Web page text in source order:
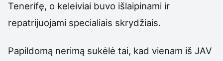
Tenerifę, o keleiviai buvo išlaipinami ir
repatrijuojami specialiais skrydžiais.
Papildomą nerimą sukėlė tai, kad vienam iš JAV